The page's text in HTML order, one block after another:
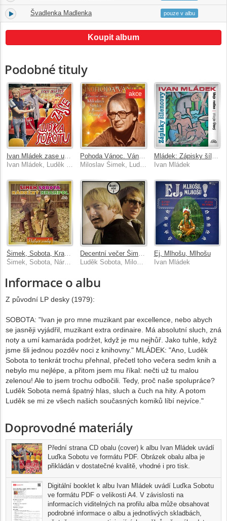
12. Švadlenka Madlenka 02:12
pouze v albu
Koupit album
Podobné tituly
akce
Ivan Mládek
Šimek, Sobota, Krampol: Nejlepší scénky
Šimek, Sobota, Nárožný, Krampol
Decentní večer Šimka a Soboty
Luděk Sobota, Miloslav Šimek
Ej, Mlhošu, Mlhošu
Ivan Mládek
Informace o albu
Z původní LP desky (1979):
SOBOTA: "Ivan je pro mne muzikant par excellence, nebo abych
se jasněji vyjádřil, muzikant extra ordinaire. Má absolutní sluch, zná
noty a umí kamaráda podržet, když je mu nejhůř. Jako tuhle, když
jsme šli jednou pozděv noci z knihovny." MLÁDEK: "Ano, Luděk
Sobota to tenkrát trochu přehnal, přečetl toho večera sedm knih a
nebylo mu nejlépe, a přitom jsem mu říkal: nečti už tu malou
zelenou! Ale to jsem trochu odbočili. Tedy, proč naše spolupráce?
Luděk Sobota nemá špatný hlas, sluch a čuch na hity. A potom
Luděk se mi ze všech našich současných komiků líbí nejvíce."
Doprovodné materiály
Přední strana CD obalu (cover) k albu Ivan Mládek uvádí
Luďka Sobotu ve formátu PDF. Obrázek obalu alba je
přikládán v dostatečné kvalitě, vhodné i pro tisk.
Digitální booklet k albu Ivan Mládek uvádí Luďka Sobotu
ve formátu PDF o velikosti A4. V závislosti na
informacích viditelných na profilu alba může obsahovat
podrobné informace o albu a jednotlivých skladbách,